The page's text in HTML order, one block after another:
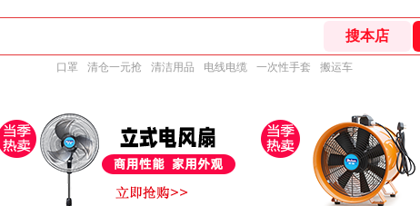
口罩 清仓一元抢 清洁用品 电线电缆 一次性手套 搬运车